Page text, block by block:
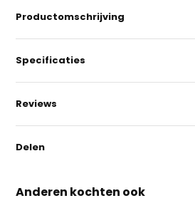
Productomschrijving
Specificaties
Reviews
Delen
Anderen kochten ook